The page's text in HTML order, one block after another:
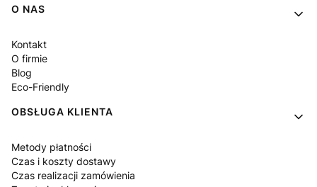
Linki w stopce
O NAS
Kontakt
O firmie
Blog
Eco-Friendly
OBSŁUGA KLIENTA
Metody płatności
Czas i koszty dostawy
Czas realizacji zamówienia